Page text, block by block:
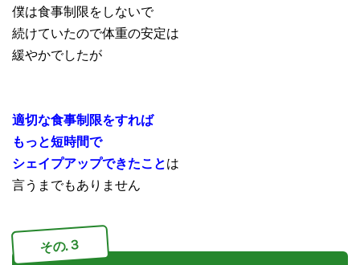
僕は食事制限をしないで
続けていたので体重の安定は
緩やかでしたが
適切な食事制限をすれば
もっと短時間で
シェイプアップできたことは
言うまでもありません
その.３